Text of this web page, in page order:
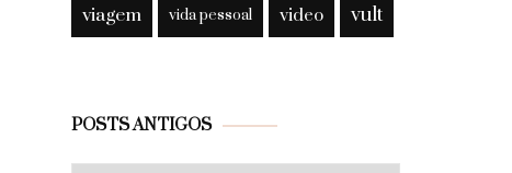
viagem vida pessoal video vult
POSTS ANTIGOS
Posts